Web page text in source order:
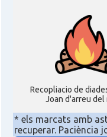
Recopliacio de
Joan d'arreu del
* els marcats amb
recuperar. Paciència